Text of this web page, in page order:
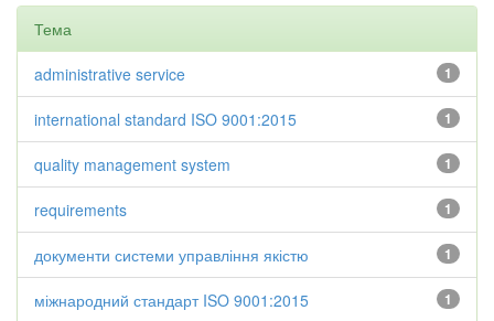
Тема
1
administrative service
1
international standard ISO 9001:2015
1
quality management system
1
requirements
1
документи системи управління якістю
1
міжнародний стандарт ISO 9001:2015